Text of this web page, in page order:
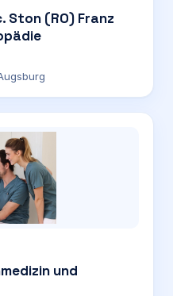
Ston (RO) Franz
und